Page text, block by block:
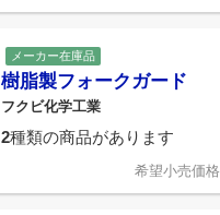
メーカー在庫品
樹脂製フォークガード
フクビ化学工業
2種類の商品があります
希望小売価格